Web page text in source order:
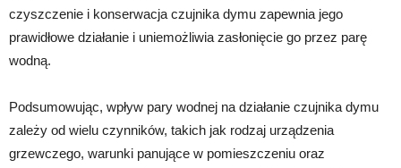
czyszczenie i konserwacja czujnika dymu zapewnia jego
prawidłowe działanie i uniemożliwia zasłonięcie go przez parę
wodną.
Podsumowując, wpływ pary wodnej na działanie czujnika dymu
zależy od wielu czynników, takich jak rodzaj urządzenia
grzewczego, warunki panujące w pomieszczeniu oraz